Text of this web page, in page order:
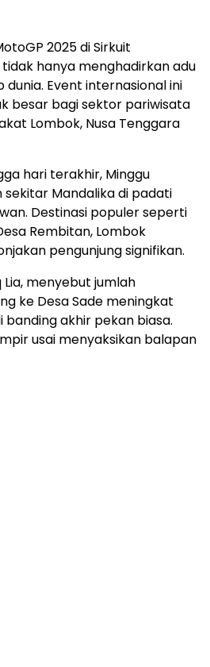
2025 di Sirkuit
tidak hanya menghadirkan adu
Event internasional ini
besar bagi sektor pariwisata
Lombok, Nusa Tenggara
hari terakhir, Minggu
Mandalika di padati
Destinasi populer seperti
Rembitan, Lombok
pengunjung signifikan.
menyebut jumlah
ke Desa Sade meningkat
banding akhir pekan biasa.
usai menyaksikan balapan